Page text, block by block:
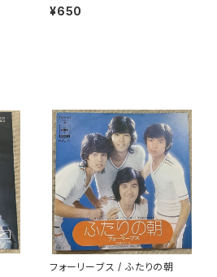
¥650
フォーリーブス / ふたりの朝